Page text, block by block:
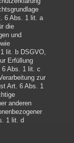
6 Abs. 1 lit. a
die
und
lit. b DSGVO,
Erfüllung
6 Abs. 1 lit. c
zur
Art. 6 Abs. 1
anderen
1 lit. d